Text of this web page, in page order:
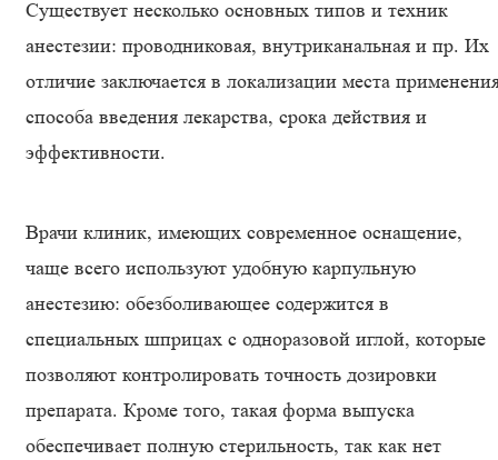
Существует несколько основных типов и техник
анестезии: проводниковая, внутриканальная и пр. Их
отличие заключается в локализации места
способа введения лекарства, срока действия и
эффективности.
Врачи клиник, имеющих современное оснащение,
чаще всего используют удобную карпульную
анестезию: обезболивающее содержится в
специальных шприцах с одноразовой иглой, которые
позволяют контролировать точность дозировки
препарата. Кроме того, такая форма выпуска
обеспечивает полную стерильность, так как нет